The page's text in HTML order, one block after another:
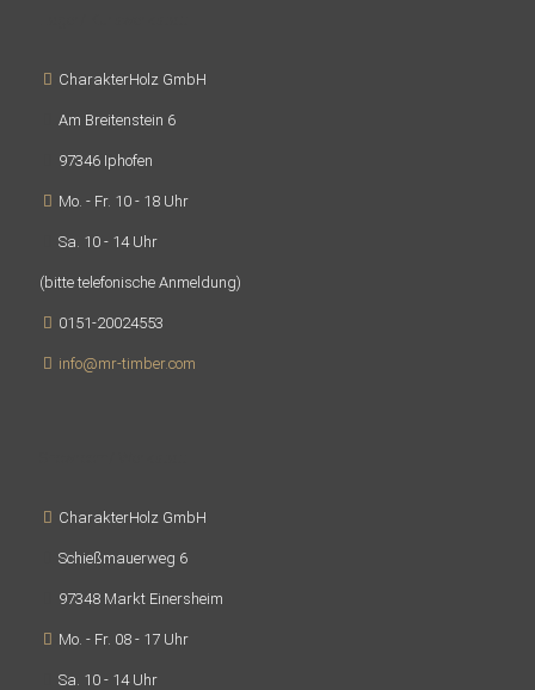
CharakterHolz GmbH
Am Breitenstein 6
97346 Iphofen
Mo. - Fr. 10 - 18 Uhr
Sa. 10 - 14 Uhr
(bitte telefonische Anmeldung)
0151-20024553
info@mr-timber.com
CharakterHolz GmbH
Schießmauerweg 6
97348 Markt Einersheim
Mo. - Fr. 08 - 17 Uhr
Sa. 10 - 14 Uhr